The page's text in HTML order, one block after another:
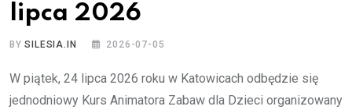
lipca 2026
BYSILESIA.IN 2026-07-05
W piątek, 24 lipca 2026 roku w Katowicach odbędzie się
jednodniowy Kurs Animatora Zabaw dla Dzieci organizowany